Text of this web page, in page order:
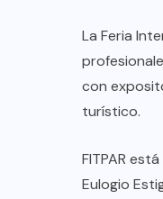
La Feria
con
turístico.
FITPAR
Eulogio